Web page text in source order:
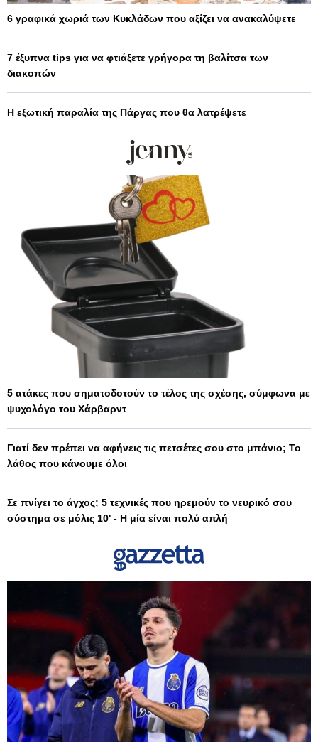
6 γραφικά χωριά των Κυκλάδων που αξίζει να ανακαλύψετε
7 έξυπνα tips για να φτιάξετε γρήγορα τη βαλίτσα των
διακοπών
Η εξωτική παραλία της Πάργας που θα λατρέψετε
5 ατάκες που σηματοδοτούν το τέλος της σχέσης, σύμφωνα με
ψυχολόγο του Χάρβαρντ
Γιατί δεν πρέπει να αφήνεις τις πετσέτες σου στο μπάνιο; Το
λάθος που κάνουμε όλοι
Σε πνίγει το άγχος; 5 τεχνικές που ηρεμούν το νευρικό σου
σύστημα σε μόλις 10' - Η μία είναι πολύ απλή